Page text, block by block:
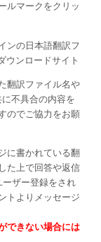
ルマークをクリッ
翻訳ファイル名や
不具合の内容を
のでご協力をお願
に書かれている翻
た上で回答や返信
ーザー登録をされ
トよりメッセージ
できない場合には